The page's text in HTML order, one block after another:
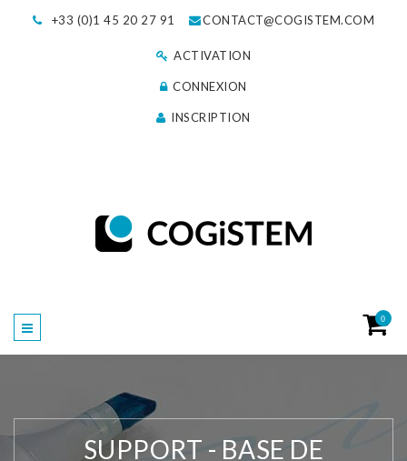
+33 (0)1 45 20 27 91 CONTACT@COGISTEM.COM
ACTIVATION
CONNEXION
INSCRIPTION
0
SUPPORT - BASE DE